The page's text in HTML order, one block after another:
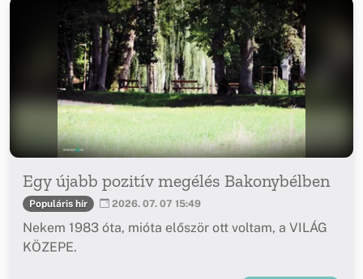
Egy újabb pozitív megélés Bakonybélben
Populáris hír 2026. 07. 07 15:49
Nekem 1983 óta, mióta először ott voltam, a VILÁG
KÖZEPE.